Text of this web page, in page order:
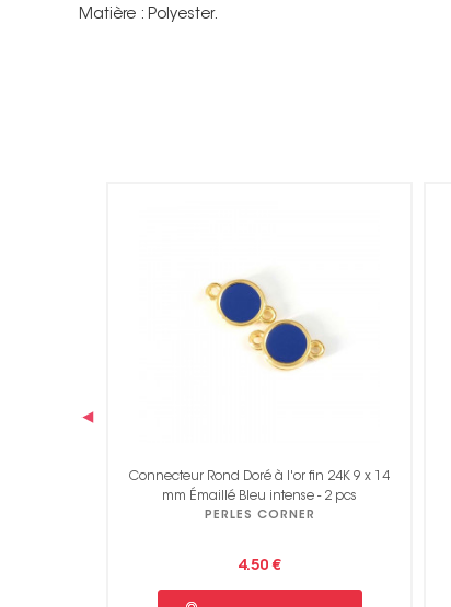
Matière : Polyester.
Mini Pendentif Œil Émaillé Blanc Rond
Doré à l'or fin 24K - 2 pcs
PERLES CORNER
3.50 €
‹